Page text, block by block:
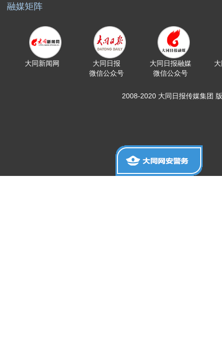
融媒矩阵
大同新闻网
大同日报
微信公众号
大同日报融媒
微信公众号
2008-2020 大同日报传媒集团